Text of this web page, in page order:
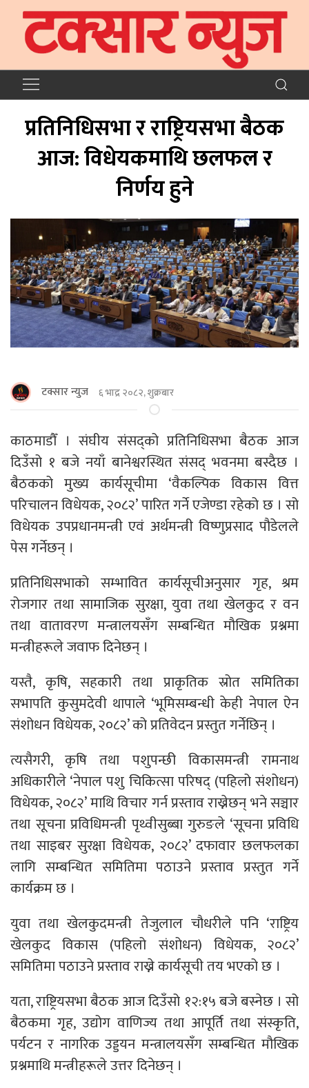
प्रतिनिधिसभा र राष्ट्रियसभा बैठक
आज: विधेयकमाथि छलफल र
निर्णय हुने
टक्सार न्युज ६ भाद्र २०८२, शुक्रबार
काठमाडौँ । संघीय संसद्को प्रतिनिधिसभा बैठक आज
दिउँसो १ बजे नयाँ बानेश्वरस्थित संसद् भवनमा बस्दैछ ।
बैठकको मुख्य कार्यसूचीमा ‘वैकल्पिक विकास वित्त
परिचालन विधेयक, २०८२’ पारित गर्ने एजेण्डा रहेको छ । सो
विधेयक उपप्रधानमन्त्री एवं अर्थमन्त्री विष्णुप्रसाद पौडेलले
पेस गर्नेछन् ।
प्रतिनिधिसभाको सम्भावित कार्यसूचीअनुसार गृह, श्रम
रोजगार तथा सामाजिक सुरक्षा, युवा तथा खेलकुद र वन
तथा वातावरण मन्त्रालयसँग सम्बन्धित मौखिक प्रश्नमा
मन्त्रीहरूले जवाफ दिनेछन् ।
यस्तै, कृषि, सहकारी तथा प्राकृतिक स्रोत समितिका
सभापति कुसुमदेवी थापाले ‘भूमिसम्बन्धी केही नेपाल ऐन
संशोधन विधेयक, २०८२’ को प्रतिवेदन प्रस्तुत गर्नेछिन् ।
त्यसैगरी, कृषि तथा पशुपन्छी विकासमन्त्री रामनाथ
अधिकारीले ‘नेपाल पशु चिकित्सा परिषद् (पहिलो संशोधन)
विधेयक, २०८२’ माथि विचार गर्न प्रस्ताव राख्नेछन् भने सञ्चार
तथा सूचना प्रविधिमन्त्री पृथ्वीसुब्बा गुरुङले ‘सूचना प्रविधि
तथा साइबर सुरक्षा विधेयक, २०८२’ दफावार छलफलका
लागि सम्बन्धित समितिमा पठाउने प्रस्ताव प्रस्तुत गर्ने
कार्यक्रम छ ।
युवा तथा खेलकुदमन्त्री तेजुलाल चौधरीले पनि ‘राष्ट्रिय
खेलकुद विकास (पहिलो संशोधन) विधेयक, २०८२’
समितिमा पठाउने प्रस्ताव राख्ने कार्यसूची तय भएको छ ।
यता, राष्ट्रियसभा बैठक आज दिउँसो १२:१५ बजे बस्नेछ । सो
बैठकमा गृह, उद्योग वाणिज्य तथा आपूर्ति तथा संस्कृति,
पर्यटन र नागरिक उड्डयन मन्त्रालयसँग सम्बन्धित मौखिक
प्रश्नमाथि मन्त्रीहरूले उत्तर दिनेछन् ।